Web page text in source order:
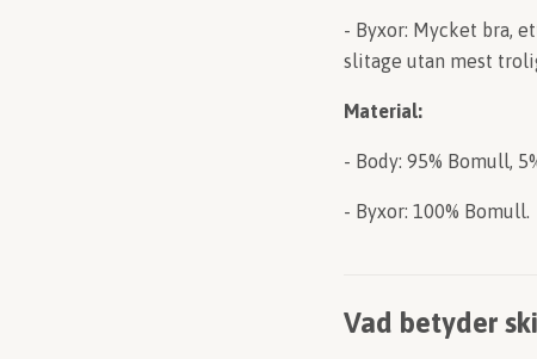
- Byxor: Mycket bra,
slitage utan mest
Material:
- Body: 95% Bomull,
- Byxor: 100% Bomull.
Vad betyder